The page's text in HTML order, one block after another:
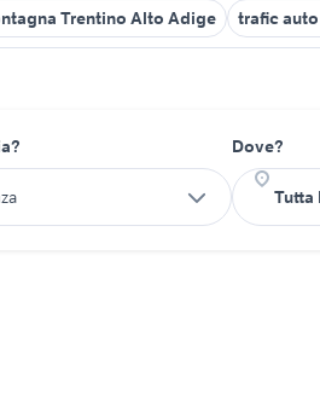
Trentino Alto Adige trafic
Dove?